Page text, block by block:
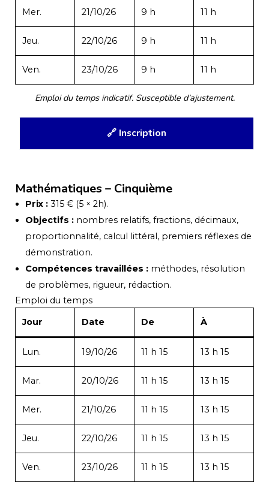
Mer. 21/10/26 9 h 11 h
Jeu. 22/10/26 9 h 11 h
Ven. 23/10/26 9 h 11 h
Emploi du temps indicatif. Susceptible d’ajustement.
🔗 Inscription
Mathématiques – Cinquième
Prix : 315 € (5 × 2h).
Objectifs : nombres relatifs, fractions, décimaux,
proportionnalité, calcul littéral, premiers réflexes de
démonstration.
Compétences travaillées : méthodes, résolution
de problèmes, rigueur, rédaction.
Emploi du temps
Jour
Date De À
Lun. 19/10/26 11 h 15 13 h 15
Mar. 20/10/26 11 h 15 13 h 15
Mer. 21/10/26 11 h 15 13 h 15
Jeu. 22/10/26 11 h 15 13 h 15
Ven. 23/10/26 11 h 15 13 h 15